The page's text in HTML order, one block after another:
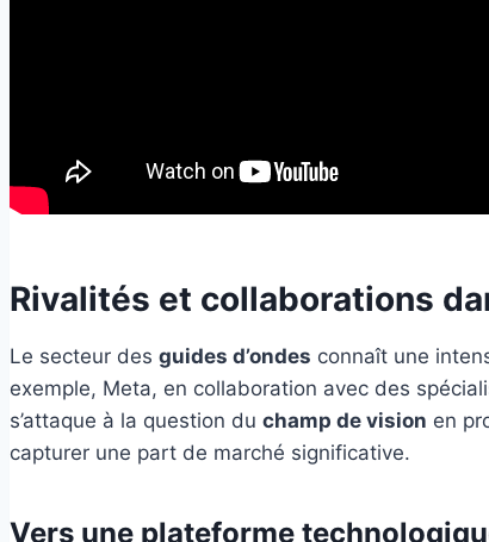
Rivalités et collaborations
Le secteur des guides d’ondes connaît une
exemple, Meta, en collaboration avec des
s’attaque à la question du champ de vision en
capturer une part de marché significative.
Vers une plateforme